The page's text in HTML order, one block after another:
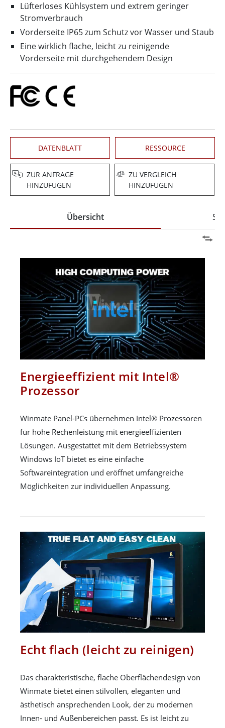
Lüfterloses Kühlsystem und extrem geringer
Stromverbrauch
Vorderseite IP65 zum Schutz vor Wasser und Staub
Eine wirklich flache, leicht zu reinigende
Vorderseite mit durchgehendem Design
DATENBLATT RESSOURCE
ZUR ANFRAGE
HINZUFÜGEN
ZU VERGLEICH
HINZUFÜGEN
Übersicht
Energieeffizient mit Intel®
Prozessor
Winmate Panel-PCs übernehmen Intel® Prozessoren
für hohe Rechenleistung mit energieeffizienten
Lösungen. Ausgestattet mit dem Betriebssystem
Windows IoT bietet es eine einfache
Softwareintegration und eröffnet umfangreiche
Möglichkeiten zur individuellen Anpassung.
Echt flach (leicht zu reinigen)
Das charakteristische, flache Oberflächendesign von
Winmate bietet einen stilvollen, eleganten und
ästhetisch ansprechenden Look, der zu modernen
Innen- und Außenbereichen passt. Es ist leicht zu